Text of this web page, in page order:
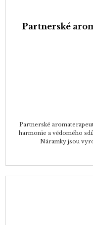
Partnerské
Partnerské
harmonie a vědomého
Náramky jsou